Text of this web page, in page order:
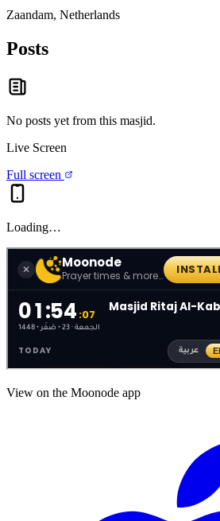
Zaandam, Netherlands
Posts
No posts yet from this masjid.
Live Screen
Full screen
Loading…
View on the Moonode app